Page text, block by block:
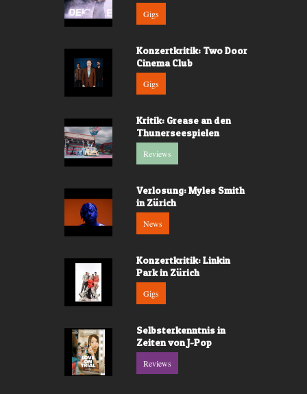
Gigs
Konzertkritik: Two Door
Cinema Club
Gigs
Kritik: Grease an den
Thunerseespielen
Reviews
Verlosung: Myles Smith
in Zürich
News
Konzertkritik: Linkin
Park in Zürich
Gigs
Selbsterkenntnis in
Zeiten von J-Pop
Reviews